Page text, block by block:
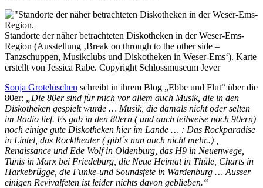
Standorte der näher betrachteten Diskotheken in der Weser-Ems-
Region (Ausstellung ‚Break on through to the other side –
Tanzschuppen, Musikclubs und Diskotheken in Weser-Ems‘). Karte
erstellt von Jessica Rabe. Copyright Schlossmuseum Jever
Sonja Grotelüschen schreibt in ihrem Blog „Ebbe und Flut“ über die
80er:
„Die 80er sind für mich vor allem auch Musik, die in den
Diskotheken gespielt wurde … Musik, die damals nicht oder selten
im Radio lief. Es gab in den 80ern ( und auch teilweise noch 90ern)
noch einige gute Diskotheken hier im Lande … : Das Rockparadise
in Lintel, das Rocktheater ( gibt´s nun auch nicht mehr..) ,
Renaissance und Ede Wolf in Oldenburg, das H9 in Neuenwege,
Tunis in Marx bei Friedeburg, die Neue Heimat in Thüle, Charts in
Harkebrügge, die Funke-und Soundsfete in Wardenburg … Ausser
einigen Revivalfeten ist leider nichts davon geblieben.“